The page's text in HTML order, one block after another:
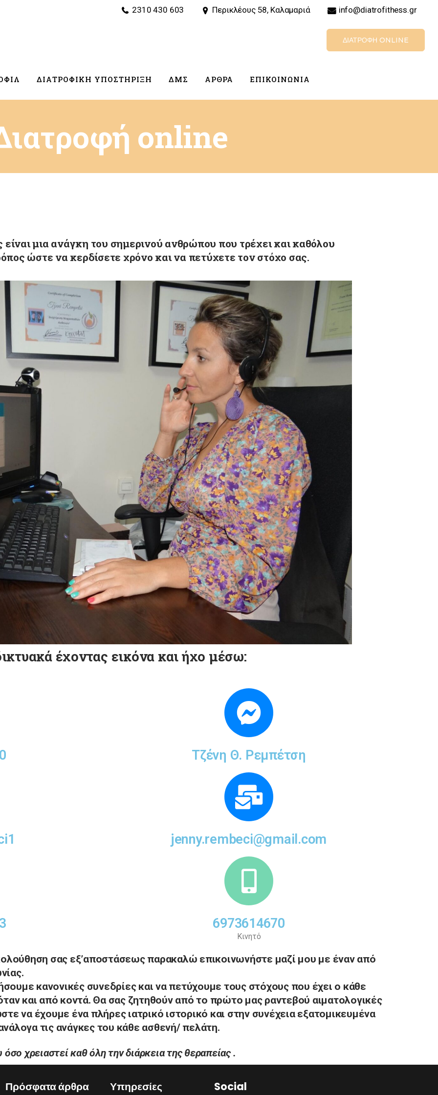
2310 430 603 Περικλέους 58, Καλαμαριά info@diatrofithess.gr
ΔΙΑΤΡΟΦΉ ONLINE
ΔΙΑΤΡΟΦΙΚΗ ΥΠΟΣΤΉΡΙΞΗ ΔΜΣ ΆΡΘΡΑ ΕΠΙΚΟΙΝΩΝΊΑ
online
είναι μια ανάγκη του σημερινού ανθρώπου που τρέχει και καθόλου
ώστε να κερδίσετε χρόνο και να πετύχετε τον στόχο σας.
έχοντας εικόνα και ήχο μέσω:
Τζένη Θ. Ρεμπέτση
jenny.rembeci@gmail.com
6973614670
Κινητό
σας εξ’αποστάσεως παρακαλώ επικοινωνήστε μαζί μου με έναν από
κανονικές συνεδρίες και να πετύχουμε τους στόχους που έχει ο κάθε
και από κοντά. Θα σας ζητηθούν από το πρώτο μας ραντεβού αιματολογικές
να έχουμε ένα πλήρες ιατρικό ιστορικό και στην συνέχεια εξατομικευμένα
τις ανάγκες του κάθε ασθενή/ πελάτη.
χρειαστεί καθ όλη την διάρκεια της θεραπείας .
Πρόσφατα άρθρα Υπηρεσίες Social